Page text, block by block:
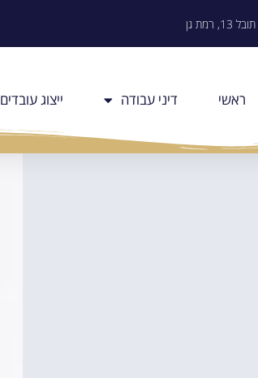
תובל 13, רמת גן
ראשי דיני עבודה ייצוג עובדים